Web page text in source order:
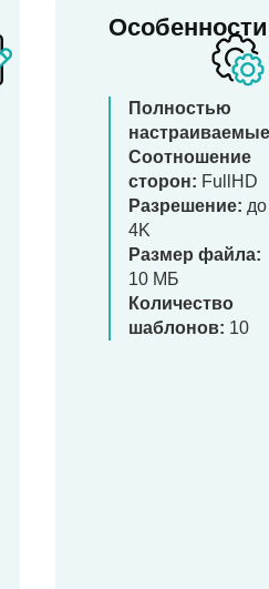
Особенности
Полностью
настраиваемые
Соотношение
сторон: FullHD
Разрешение: до
4K
Размер файла:
10 МБ
Количество
шаблонов: 10